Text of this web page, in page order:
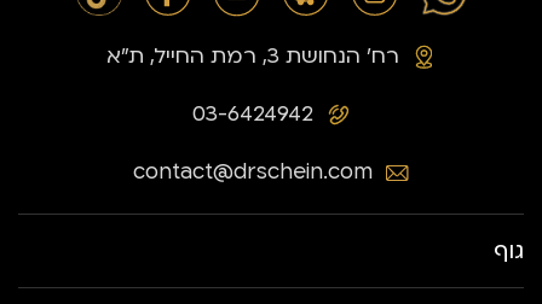
03-6424942
רח׳ הנחושת 3, רמת החייל, ת״א
contact@drschein.com
גוף